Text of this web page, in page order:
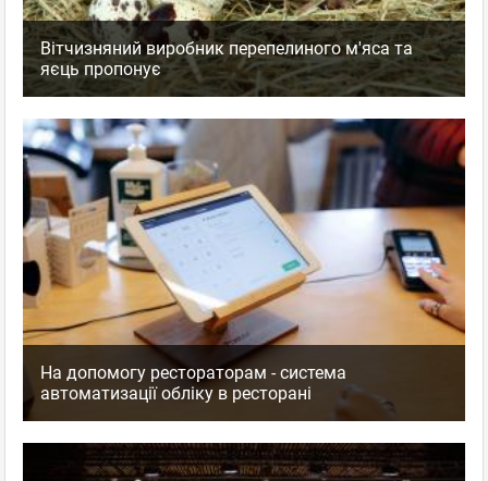
Вітчизняний виробник перепелиного м'яса та
яєць пропонує
На допомогу рестораторам - система
автоматизації обліку в ресторані